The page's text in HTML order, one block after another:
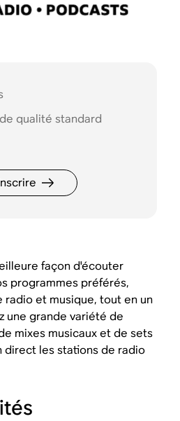
qualité standard
façon d'écouter
programmes préférés,
radio et musique, tout en un
une grande variété de
mixes musicaux et de sets
direct les stations de radio